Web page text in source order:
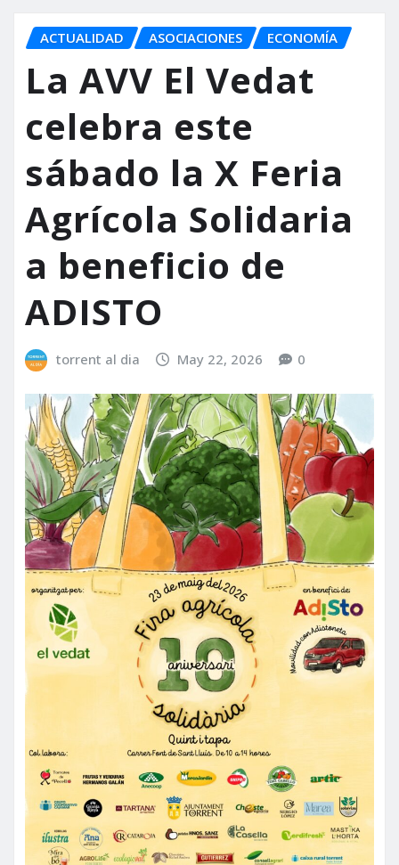
ACTUALIDAD ASOCIACIONES ECONOMÍA
La AVV El Vedat
celebra este
sábado la X Feria
Agrícola Solidaria
a beneficio de
ADISTO
torrent al dia May 22, 2026 0